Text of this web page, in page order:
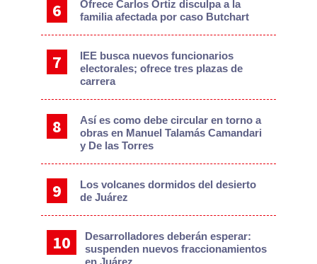
Ofrece Carlos Ortiz disculpa a la
familia afectada por caso Butchart
IEE busca nuevos funcionarios
electorales; ofrece tres plazas de
carrera
Así es como debe circular en torno a
obras en Manuel Talamás Camandari
y De las Torres
Los volcanes dormidos del desierto
de Juárez
Desarrolladores deberán esperar:
suspenden nuevos fraccionamientos
en Juárez